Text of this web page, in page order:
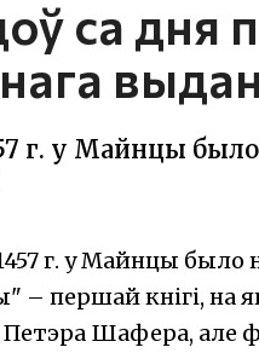
са дня
г. у Майнцы
г. у Майнцы
– першай кнігі, на
Петэра Шафера, але